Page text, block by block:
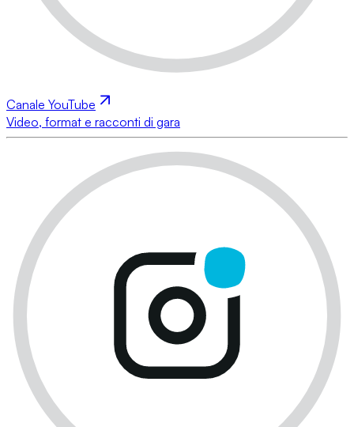
Canale YouTube
Video, format e racconti di gara